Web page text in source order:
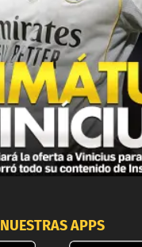
NUESTRAS APPS